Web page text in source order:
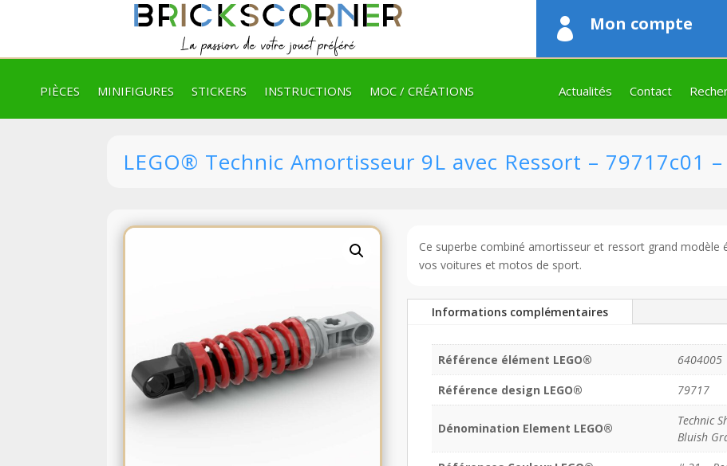
 Mon compte
PIÈCES MINIFIGURES STICKERS INSTRUCTIONS MOC / CRÉATIONS Actualités Contact
LEGO® Technic Amortisseur 9L avec Ressort – 79717c01
Ce superbe combiné amortisseur et ressort grand
vos voitures et motos de sport.
Informations complémentaires
Référence élément LEGO®
6404005
Référence design LEGO®
79717
Dénomination Element LEGO®
Technic
Bluish